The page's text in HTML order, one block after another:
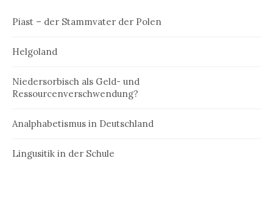
Piast – der Stammvater der Polen
Helgoland
Niedersorbisch als Geld- und
Ressourcenverschwendung?
Analphabetismus in Deutschland
Lingusitik in der Schule